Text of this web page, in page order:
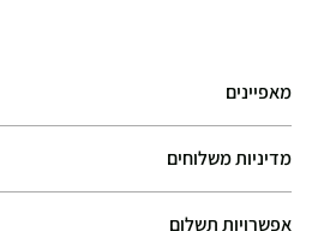
– בלי לבזבז זמן בין הסטים.
עיצוב קומפקטי, מינימליסטי ונייד
מאפיינים
22 – 24 – 26 – 28 – 30 – 32 – 34 – 36 – 38 – 40 ק”ג
משקל נקי לכל משקולת: 40 ק”ג
מדיניות משלוחים
אפשרויות תשלום